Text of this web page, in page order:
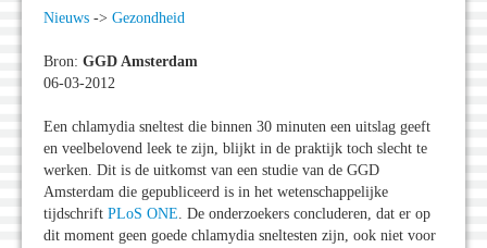
Nieuws -> Gezondheid
Bron: GGD Amsterdam
06-03-2012
Een chlamydia sneltest die binnen 30 minuten een uitslag geeft
en veelbelovend leek te zijn, blijkt in de praktijk toch slecht te
werken. Dit is de uitkomst van een studie van de GGD
Amsterdam die gepubliceerd is in het wetenschappelijke
tijdschrift PLoS ONE. De onderzoekers concluderen, dat er op
dit moment geen goede chlamydia sneltesten zijn, ook niet voor